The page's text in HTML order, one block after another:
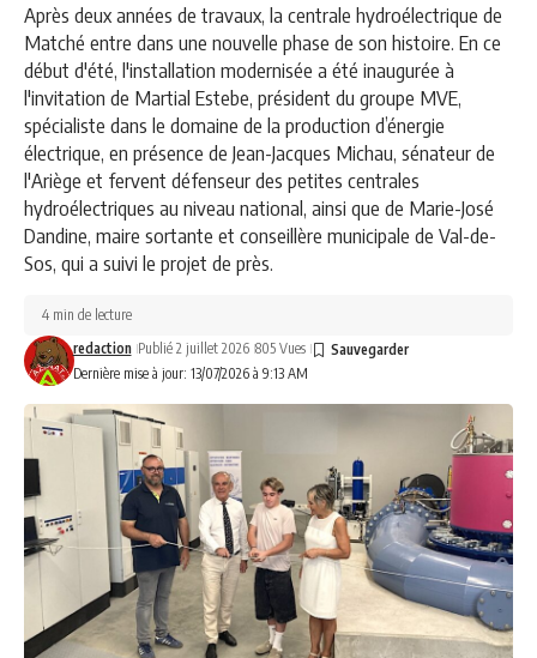
Après deux années de travaux, la centrale hydroélectrique de
Matché entre dans une nouvelle phase de son histoire. En ce
début d'été, l'installation modernisée a été inaugurée à
l'invitation de Martial Estebe, président du groupe MVE,
spécialiste dans le domaine de la production d’énergie
électrique, en présence de Jean-Jacques Michau, sénateur de
l'Ariège et fervent défenseur des petites centrales
hydroélectriques au niveau national, ainsi que de Marie-José
Dandine, maire sortante et conseillère municipale de Val-de-
Sos, qui a suivi le projet de près.
Dernière mise à jour: 13/07/2026 à 9:13 AM
redaction Publié 2 juillet 2026 805 Vues
4 min de lecture